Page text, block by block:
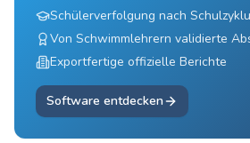
Schülerverfolgung nach
Von Schwimmlehrern validierte
Exportfertige offizielle Berichte
Software entdecken